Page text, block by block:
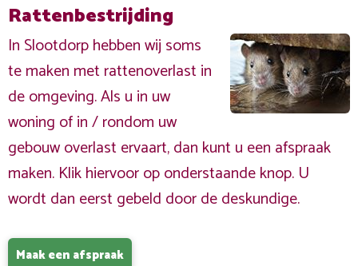
Rattenbestrijding
In Slootdorp hebben wij soms
te maken met rattenoverlast in
de omgeving. Als u in uw
woning of in / rondom uw
gebouw overlast ervaart, dan kunt u een afspraak
maken. Klik hiervoor op onderstaande knop. U
wordt dan eerst gebeld door de deskundige.
Maak een afspraak